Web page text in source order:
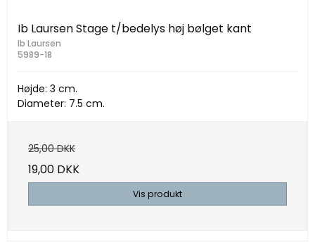
Ib Laursen Stage t/bedelys høj bølget kant
Ib Laursen
5989-18
Højde: 3 cm.
Diameter: 7.5 cm.
25,00 DKK
19,00 DKK
Vis produkt